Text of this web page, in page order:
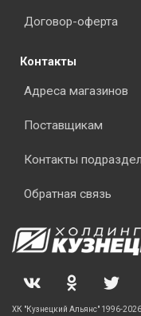
Договор-оферта
Контакты
Адреса магазинов
Поставщикам
Контакты
Обратная связь
ХК "Кузнецкий Альянс" 1996-